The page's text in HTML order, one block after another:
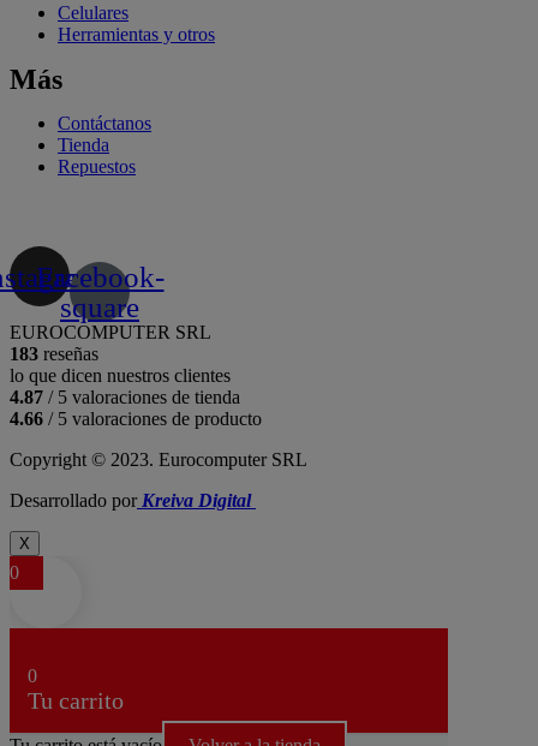
Celulares
Herramientas y otros
Más
Contáctanos
Tienda
Repuestos
Facebook-
square
EUROCOMPUTER SRL
183 reseñas
lo que dicen nuestros clientes
4.87 / 5 valoraciones de tienda
4.66 / 5 valoraciones de producto
Copyright © 2023. Eurocomputer SRL
Desarrollado porKreiva Digital
X
0
0
Tu carrito